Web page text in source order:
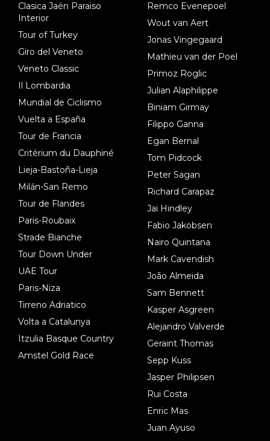
Clasica Jaén Paraiso
Interior
Tour of Turkey
Giro del Veneto
Veneto Classic
Il Lombardia
Mundial de Ciclismo
Vuelta a España
Tour de Francia
Critérium du Dauphiné
Lieja-Bastoña-Lieja
Milán-San Remo
Tour de Flandes
Paris-Roubaix
Strade Bianche
Tour Down Under
UAE Tour
Paris-Niza
Tirreno Adriatico
Volta a Catalunya
Itzulia Basque Country
Amstel Gold Race
Remco Evenepoel
Wout van Aert
Jonas Vingegaard
Mathieu van der Poel
Primoz Roglic
Julian Alaphilippe
Biniam Girmay
Filippo Ganna
Egan Bernal
Tom Pidcock
Peter Sagan
Richard Carapaz
Jai Hindley
Fabio Jakobsen
Nairo Quintana
Mark Cavendish
João Almeida
Sam Bennett
Kasper Asgreen
Alejandro Valverde
Geraint Thomas
Sepp Kuss
Jasper Philipsen
Rui Costa
Enric Mas
Juan Ayuso